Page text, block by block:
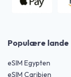
Populære lande
eSIM Egypten
eSIM Caribien